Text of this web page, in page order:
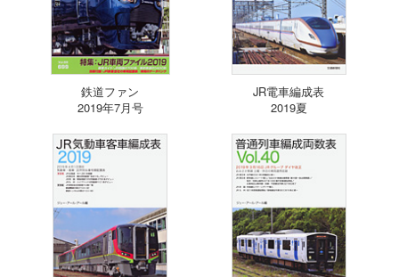
鉄道ファン
2019年7月号
JR電車編成表
2019夏